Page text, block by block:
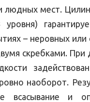
людных мест.
– неровных или
скребками.
наоборот.
всасывание и